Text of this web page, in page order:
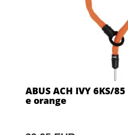
ABUS ACH IVY 6KS/
e orange